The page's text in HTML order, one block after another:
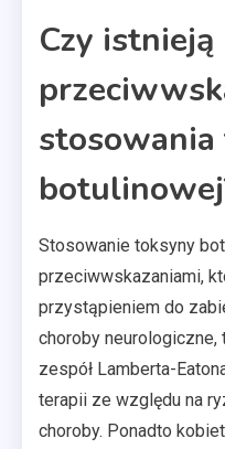
Czy istnieją
Stosowanie toksyny
przeciwwskazaniami,
przystąpieniem do
choroby
zespół Lamberta-
terapii ze względu na
choroby. Ponadto